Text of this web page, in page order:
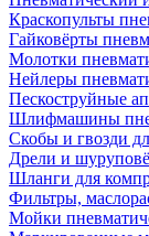
Краскопульты
Гайковёрты
Молотки
Нейлеры
Пескоструйные
Шлифмашины
Скобы и гвозди
Дрели и
Шланги для
Фильтры,
Мойки